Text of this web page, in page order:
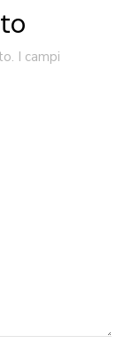
I campi